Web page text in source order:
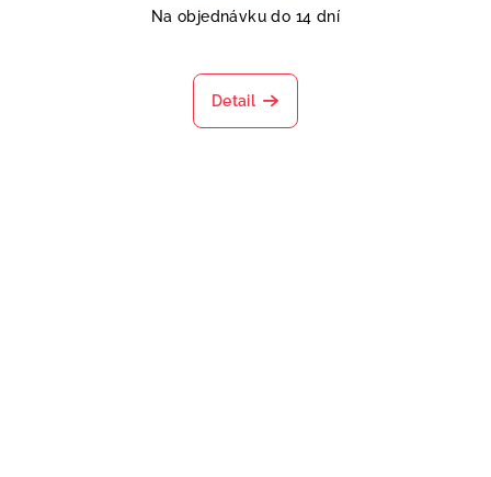
Na objednávku do 14 dní
Detail